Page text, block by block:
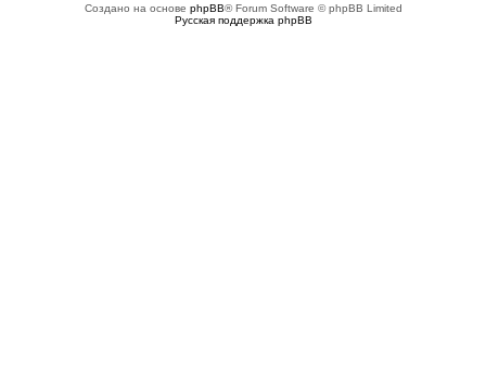
Создано на основе phpBB® Forum Software © phpBB Limited
Русская поддержка phpBB